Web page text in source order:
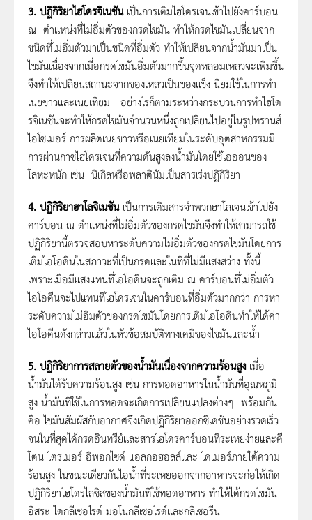
3. ปฏิกิริยาไฮโดรจิเนชัน เป็นการเติมไฮโดรเจนเข้าไปยังคาร์บอน
ณ ตำแหน่งที่ไม่อิ่มตัวของกรดไขมัน ทำให้กรดไขมันเปลี่ยนจาก
ชนิดที่ไม่อิ่มตัวมาเป็นชนิดที่อิ่มตัว ทำให้เปลี่ยนจากน้ำมันมาเป็น
ไขมันเนื่องจากเมื่อกรดไขมันอิ่มตัวมากขึ้นจุดหลอมเหลวจะเพิ่มขึ้น
จึงทำให้เปลี่ยนสถานะจากของเหลวเป็นของแข็ง นิยมใช้ในการทำ
เนยขาวและเนยเทียม อย่างไรก็ตามระหว่างกระบวนการทำไฮโด
รจิเนชันจะทำให้กรดไขมันจำนวนหนึ่งถูกเปลี่ยนไปอยู่ในรูปทรานส์
ไอโซเมอร์ การผลิตเนยขาวหรือเนยเทียมในระดับอุตสาหกรรมมี
การผ่านกาซไฮโดรเจนที่ความดันสูงลงน้ำมันโดยใช้ไอออนของ
โลหะหนัก เช่น นิเกิลหรือพลาตินัมเป็นสารเร่งปฏิกิริยา
4. ปฏิกิริยาฮาโลจิเนชันเป็นการเติมสารจำพวกฮาโลเจนเข้าไปยัง
คาร์บอน ณ ตำแหน่งที่ไม่อิ่มตัวของกรดไขมันจึงทำให้สามารถใช้
ปฏิกิริยานี้ตรวจสอบหาระดับความไม่อิ่มตัวของกรดไขมันโดยการ
เติมไอโอดีนในสภาวะที่เป็นกรดและในที่ที่ไม่มีแสงสว่าง ทั้งนี้
เพราะเมื่อมีแสงแทนที่ไอโอดีนจะถูกเติม ณ คาร์บอนที่ไม่อิ่มตัว
ไอโอดีนจะไปแทนที่ไฮโดรเจนในคาร์บอนที่อิ่มตัวมากกว่า การหา
ระดับความไม่อิ่มตัวของกรดไขมันโดยการเติมไอโอดีนทำให้ได้ค่า
ไอโอดีนดังกล่าวแล้วในหัวข้อสมบัติทางเคมีของไขมันและน้ำ
5. ปฏิกิริยาการสลายตัวของน้ำมันเนื่องจากความร้อนสูง เมื่อ
น้ำมันได้รับความร้อนสูง เช่น การทอดอาหารในน้ำมันที่อุณหภูมิ
สูง น้ำมันที่ใช้ในการทอดจะเกิดการเปลี่ยนแปลงต่างๆ พร้อมกัน
คือ ไขมันสัมผัสกับอากาศจึงเกิดปฏิกิริยาออกซิเดชันอย่างรวดเร็ว
จนในที่สุดได้กรดอินทรีย์และสารไฮโดรคาร์บอนที่ระเหยง่ายและคี
โตน ไตรเมอร์ อีพอกไซด์ แอลกอฮอลล์และ ไดเมอร์ภายใต้ความ
ร้อนสูง ในขณะเดียวกันไอน้ำที่ระเหยออกจากอาหารจะก่อให้เกิด
ปฏิกิริยาไฮโดรไลซิสของน้ำมันที่ใช้ทอดอาหาร ทำให้ได้กรดไขมัน
อิสระ ไดกลีเซอไรด์ มอโนกลีเซอไรด์และกลีเซอรีน